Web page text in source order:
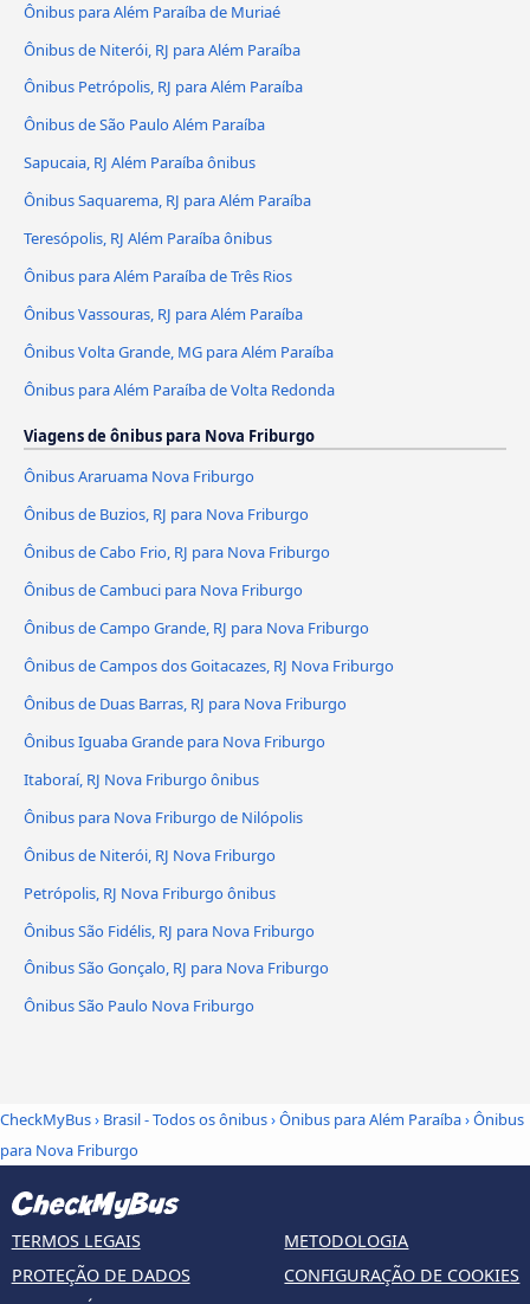
Ônibus para Além Paraíba de Muriaé
Ônibus de Niterói, RJ para Além Paraíba
Ônibus Petrópolis, RJ para Além Paraíba
Ônibus de São Paulo Além Paraíba
Sapucaia, RJ Além Paraíba ônibus
Ônibus Saquarema, RJ para Além Paraíba
Teresópolis, RJ Além Paraíba ônibus
Ônibus para Além Paraíba de Três Rios
Ônibus Vassouras, RJ para Além Paraíba
Ônibus Volta Grande, MG para Além Paraíba
Ônibus para Além Paraíba de Volta Redonda
Viagens de ônibus para Nova Friburgo
Ônibus Araruama Nova Friburgo
Ônibus de Buzios, RJ para Nova Friburgo
Ônibus de Cabo Frio, RJ para Nova Friburgo
Ônibus de Cambuci para Nova Friburgo
Ônibus de Campo Grande, RJ para Nova Friburgo
Ônibus de Campos dos Goitacazes, RJ Nova Friburgo
Ônibus de Duas Barras, RJ para Nova Friburgo
Ônibus Iguaba Grande para Nova Friburgo
Itaboraí, RJ Nova Friburgo ônibus
Ônibus para Nova Friburgo de Nilópolis
Ônibus de Niterói, RJ Nova Friburgo
Petrópolis, RJ Nova Friburgo ônibus
Ônibus São Fidélis, RJ para Nova Friburgo
Ônibus São Gonçalo, RJ para Nova Friburgo
Ônibus São Paulo Nova Friburgo
CheckMyBus› Brasil - Todos os ônibus›Ônibus para Além Paraíba›Ônibus
para Nova Friburgo
TERMOS LEGAIS
PROTEÇÃO DE DADOS
METODOLOGIA
CONFIGURAÇÃO DE COOKIES